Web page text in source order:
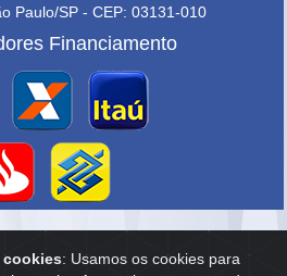
cookies: Usamos os cookies para
Paulo/SP - CEP: 03131-010
Financiamento